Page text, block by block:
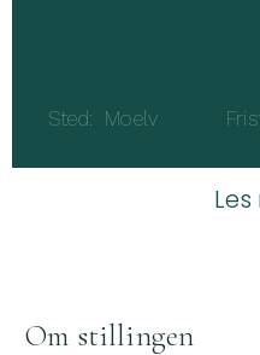
Sted: Moelv Frist:
Om stillingen